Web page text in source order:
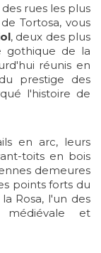
des rues les plus
Tortosa, vous
, deux des plus
gothique de la
réunis en
prestige des
l'histoire de
en arc, leurs
toits en bois
demeures
points forts du
Rosa, l'un des
et